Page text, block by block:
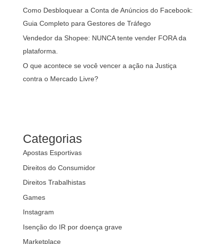
Como Desbloquear a Conta de Anúncios do Facebook:
Guia Completo para Gestores de Tráfego
Vendedor da Shopee: NUNCA tente vender FORA da
plataforma.
O que acontece se você vencer a ação na Justiça
contra o Mercado Livre?
Categorias
Apostas Esportivas
Direitos do Consumidor
Direitos Trabalhistas
Games
Instagram
Isenção do IR por doença grave
Marketplace